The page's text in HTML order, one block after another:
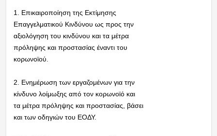
1. Επικαιροποίηση της Εκτίμησης
Επαγγελματικού Κινδύνου ως προς την
αξιολόγηση του κινδύνου και τα μέτρα
πρόληψης και προστασίας έναντι του
κορωνοϊού.
2. Ενημέρωση των εργαζομένων για την
κίνδυνο λοίμωξης από τον κορωνοϊό και
τα μέτρα πρόληψης και προστασίας, βάσει
και των οδηγιών του ΕΟΔΥ.